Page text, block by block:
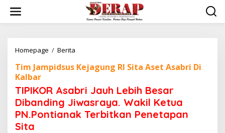
content
Homepage / Berita
Jauh
Besar
Dibanding
Jiwasraya.
Wakil
Tim Jampidsus Kejagung RI Sita Aset Asabri Di
Kalbar
TIPIKOR Asabri Jauh Lebih Besar
Dibanding Jiwasraya. Wakil Ketua
PN.Pontianak Terbitkan Penetapan
Sita